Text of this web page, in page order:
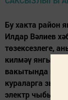
Бу хакта район
Илдар Вәлиев
төзексезлеге,
килмәү
вакытында
кураларга
электр